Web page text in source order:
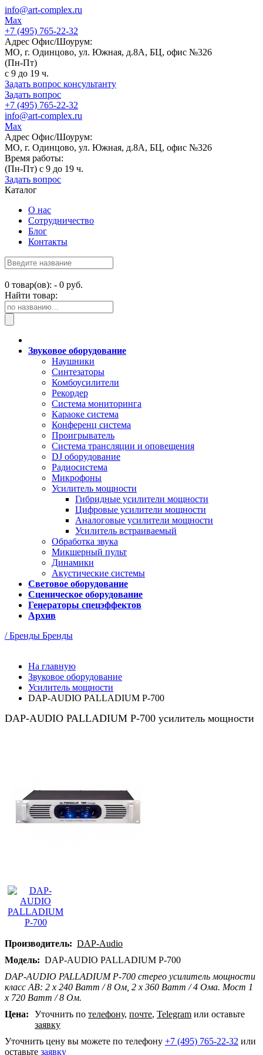
info@art-complex.ru
Max
+7 (495) 765-22-32
Адрес Офис/Шоурум:
МО, г. Одинцово, ул. Южная, д.8А, БЦ, офис №326
(Пн-Пт)
с 9 до 19 ч.
Задать вопрос консультанту
Задать вопрос
+7 (495) 765-22-32
info@art-complex.ru
Max
Адрес Офис/Шоурум:
МО, г. Одинцово, ул. Южная, д.8А, БЦ, офис №326
Время работы:
(Пн-Пт) с 9 до 19 ч.
Задать вопрос
Каталог
О нас
Сотрудничество
Блог
Контакты
0 товар(ов): - 0 руб.
Найти товар:
Звуковое оборудование
Наушники
Синтезаторы
Комбоусилители
Рекордер
Система мониторинга
Караоке система
Конференц система
Проигрыватель
Система трансляции и оповещения
DJ оборудование
Радиосистема
Микрофоны
Усилитель мощности
Гибридные усилители мощности
Цифровые усилители мощности
Аналоговые усилители мощности
Усилитель встраиваемый
Обработка звука
Микшерный пульт
Динамики
Акустические системы
Световое оборудование
Сценическое оборудование
Генераторы спецэффектов
Архив
/ Бренды Бренды
На главную
Звуковое оборудование
Усилитель мощности
DAP-AUDIO PALLADIUM P-700
DAP-AUDIO PALLADIUM P-700 усилитель мощности
Производитель: DAP-Audio
Модель: DAP-AUDIO PALLADIUM P-700
DAP-AUDIO PALLADIUM P-700 стерео усилитель мощности
класс AB: 2 х 240 Ватт / 8 Ом, 2 х 360 Ватт / 4 Ома. Мост 1
х 720 Ватт / 8 Ом.
Цена:
Уточнить по телефону, почте, Telegram или оставьте
заявку
Уточнить цену вы можете по телефону +7 (495) 765-22-32 или
оставьте заявку